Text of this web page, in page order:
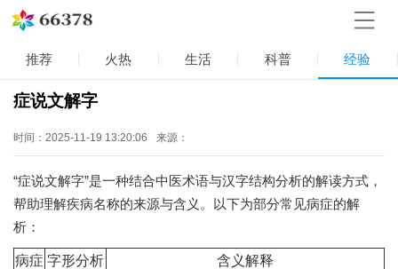
推荐 火热 生活 科普 经验
症说文解字
时间：2025-11-19 13:20:06 来源：
“症说文解字”是一种结合中医术语与汉字结构分析的解读方式，
帮助理解疾病名称的来源与含义。以下为部分常见病症的解
析：
病症 字形分析
含义解释